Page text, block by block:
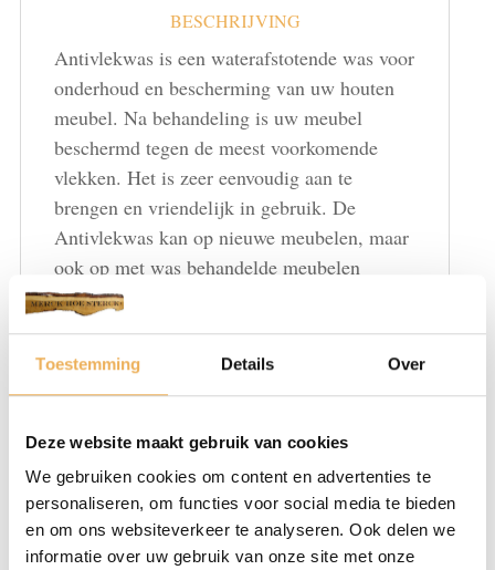
Toestemming Details Over
Deze website maakt gebruik van cookies
We gebruiken cookies om content en advertenties te
personaliseren, om functies voor social media te bieden
en om ons websiteverkeer te analyseren. Ook delen we
informatie over uw gebruik van onze site met onze
BESCHRIJVING
Antivlekwas is een waterafstotende was voor
onderhoud en bescherming van uw houten
meubel. Na behandeling is uw meubel
beschermd tegen de meest voorkomende
vlekken. Het is zeer eenvoudig aan te
brengen en vriendelijk in gebruik. De
Antivlekwas kan op nieuwe meubelen, maar
ook op met was behandelde meubelen
gebruikt worden.
De ondergrond moet goed droog zijn,
oproeren. De eerste laag is belangrijk en
moet daarom met een zachte kwast goed
ingestreken worden. Ca. 5 minuten laten
aandrogen, vervolgens met een doek
navegen. Minimaal 24 uur wachten voor de